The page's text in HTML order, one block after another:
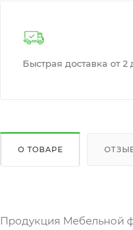
Быстрая доставка от 2
О ТОВАРЕ
Продукция Мебельной